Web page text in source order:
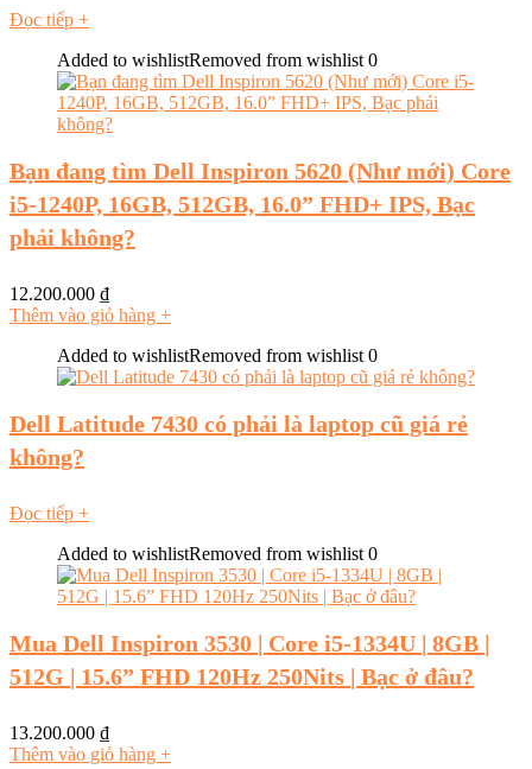
Đọc tiếp +
Added to wishlistRemoved from wishlist 0
Bạn đang tìm Dell Inspiron 5620 (Như mới) Core
i5-1240P, 16GB, 512GB, 16.0” FHD+ IPS, Bạc
phải không?
12.200.000 ₫
Thêm vào giỏ hàng +
Added to wishlistRemoved from wishlist 0
Dell Latitude 7430 có phải là laptop cũ giá rẻ
không?
Đọc tiếp +
Added to wishlistRemoved from wishlist 0
Mua Dell Inspiron 3530 | Core i5-1334U | 8GB |
512G | 15.6” FHD 120Hz 250Nits | Bạc ở đâu?
13.200.000 ₫
Thêm vào giỏ hàng +